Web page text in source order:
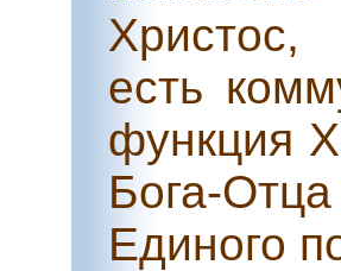
Христос,
есть
функция
Бога-
Единого